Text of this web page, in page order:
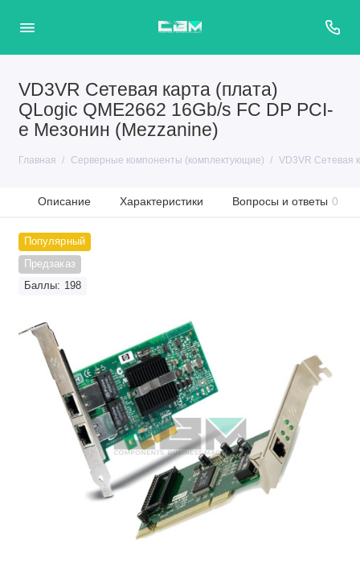
VD3VR Сетевая карта (плата)
QLogic QME2662 16Gb/s FC DP PCI-
e Мезонин (Mezzanine)
Главная Серверные компоненты (комплектующие) VD3VR Сетевая
Описание Характеристики Вопросы и ответы 0
Популярный
Предзаказ
Баллы: 198